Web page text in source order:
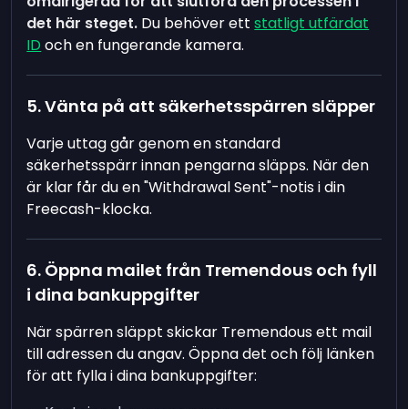
det här steget. Du behöver ettstatligt utfärdat
ID och en fungerande kamera.
5. Vänta på att säkerhetsspärren släpper
Varje uttag går genom en standard
säkerhetsspärr innan pengarna släpps. När den
är klar får du en "Withdrawal Sent"-notis i din
Freecash-klocka.
6. Öppna mailet från Tremendous och fyll
i dina bankuppgifter
När spärren släppt skickar Tremendous ett mail
till adressen du angav. Öppna det och följ länken
för att fylla i dina bankuppgifter: